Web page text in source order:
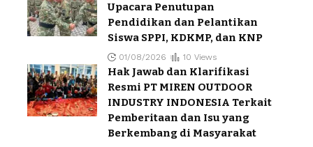
Upacara Penutupan
Pendidikan dan Pelantikan
Siswa SPPI, KDKMP, dan KNP
01/08/2026 10 Views
Hak Jawab dan Klarifikasi
Resmi PT MIREN OUTDOOR
INDUSTRY INDONESIA Terkait
Pemberitaan dan Isu yang
Berkembang di Masyarakat